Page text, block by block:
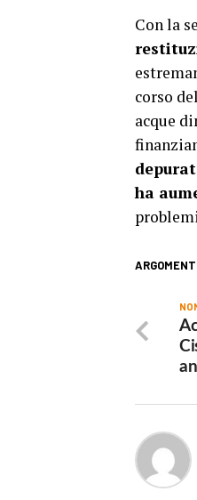
Con la
corso
acque
ha